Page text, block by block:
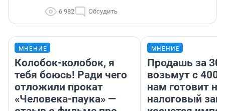
6 982 Обсудить
МНЕНИЕ
Колобок-колобок, я
тебя боюсь! Ради чего
отложили прокат
«Человека-паука» —
МНЕНИЕ
Продашь за
возьмут с
нам готовит
налоговый